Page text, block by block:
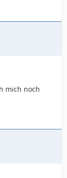
mich noch